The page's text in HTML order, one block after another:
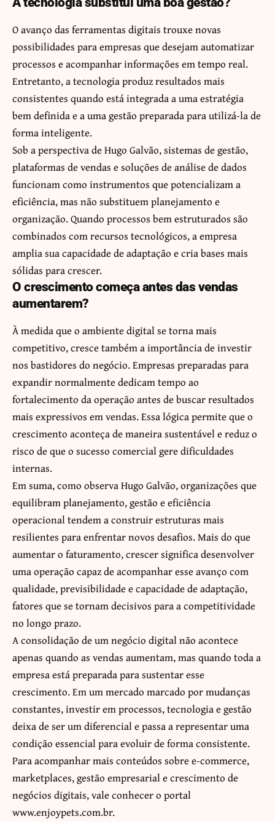
O avanço das ferramentas digitais trouxe novas
possibilidades para empresas que desejam automatizar
processos e acompanhar informações em tempo real.
Entretanto, a tecnologia produz resultados mais
consistentes quando está integrada a uma estratégia
bem definida e a uma gestão preparada para utilizá-la de
forma inteligente.
Sob a perspectiva de Hugo Galvão, sistemas de gestão,
plataformas de vendas e soluções de análise de dados
funcionam como instrumentos que potencializam a
eficiência, mas não substituem planejamento e
organização. Quando processos bem estruturados são
combinados com recursos tecnológicos, a empresa
amplia sua capacidade de adaptação e cria bases mais
sólidas para crescer.
O crescimento começa antes das vendas
aumentarem?
À medida que o ambiente digital se torna mais
competitivo, cresce também a importância de investir
nos bastidores do negócio. Empresas preparadas para
expandir normalmente dedicam tempo ao
fortalecimento da operação antes de buscar resultados
mais expressivos em vendas. Essa lógica permite que o
crescimento aconteça de maneira sustentável e reduz o
risco de que o sucesso comercial gere dificuldades
internas.
Em suma, como observa Hugo Galvão, organizações que
equilibram planejamento, gestão e eficiência
operacional tendem a construir estruturas mais
resilientes para enfrentar novos desafios. Mais do que
aumentar o faturamento, crescer significa desenvolver
uma operação capaz de acompanhar esse avanço com
qualidade, previsibilidade e capacidade de adaptação,
fatores que se tornam decisivos para a competitividade
no longo prazo.
A consolidação de um negócio digital não acontece
apenas quando as vendas aumentam, mas quando toda a
empresa está preparada para sustentar esse
crescimento. Em um mercado marcado por mudanças
constantes, investir em processos, tecnologia e gestão
deixa de ser um diferencial e passa a representar uma
condição essencial para evoluir de forma consistente.
Para acompanhar mais conteúdos sobre e-commerce,
marketplaces, gestão empresarial e crescimento de
negócios digitais, vale conhecer o portal
www.enjoypets.com.br.